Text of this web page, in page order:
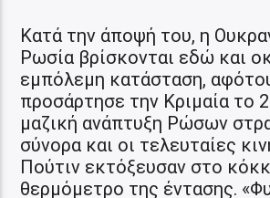
Κατά την άποψή του, η
Ρωσία βρίσκονται εδώ και
εμπόλεμη κατάσταση,
προσάρτησε την Κριμαία το
μαζική ανάπτυξη Ρώσων
σύνορα και οι τελευταίες
Πούτιν εκτόξευσαν στο
θερμόμετρο της έντασης.